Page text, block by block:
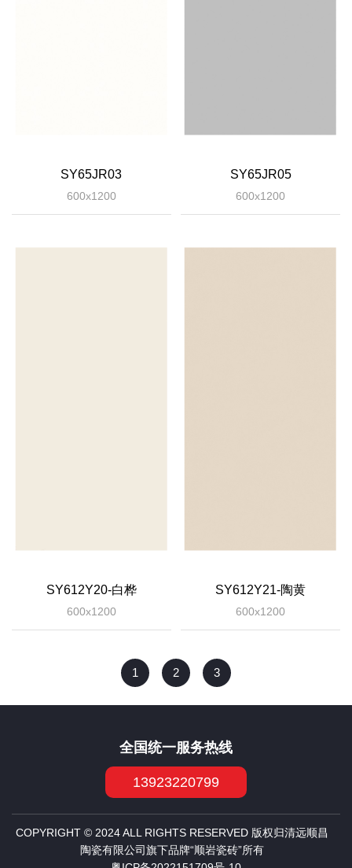
SY65JR03
600x1200
SY65JR05
600x1200
SY612Y20-白桦
600x1200
SY612Y21-陶黄
600x1200
1 2 3
全国统一服务热线
13923220799
COPYRIGHT © 2024 ALL RIGHTS RESERVED 版权归清远顺昌
陶瓷有限公司旗下品牌“顺岩瓷砖”所有